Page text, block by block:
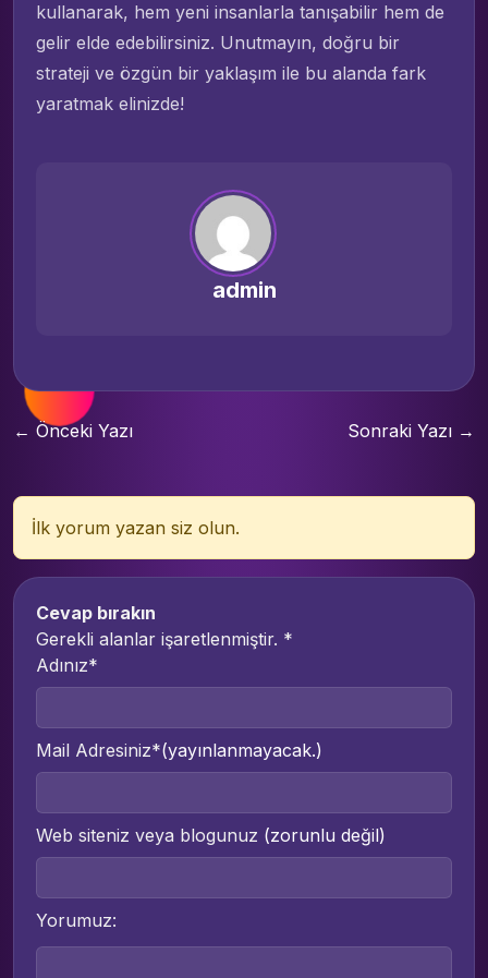
kullanarak, hem yeni insanlarla tanışabilir hem de
gelir elde edebilirsiniz. Unutmayın, doğru bir
strateji ve özgün bir yaklaşım ile bu alanda fark
yaratmak elinizde!
admin
← Önceki Yazı Sonraki Yazı →
İlk yorum yazan siz olun.
Cevap bırakın
Gerekli alanlar işaretlenmiştir. *
Adınız*
Mail Adresiniz*(yayınlanmayacak.)
Web siteniz veya blogunuz (zorunlu değil)
Yorumuz: